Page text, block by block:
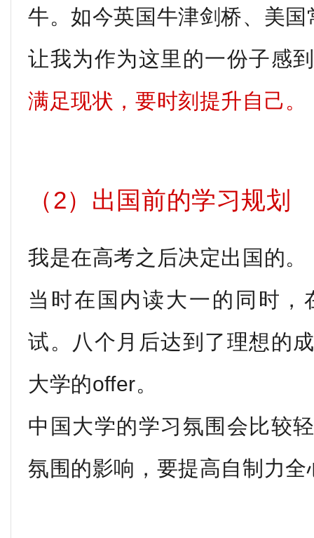
牛。如今英国牛津剑桥、美
让我为作为这里的一份子感
满足现状，要时刻提升自己。
（2）出国前的学习规划
我是在高考之后决定出国的。
当时在国内读大一的同时
试。八个月后达到了理想的
大学的offer。
中国大学的学习氛围会比较
氛围的影响，要提高自制力